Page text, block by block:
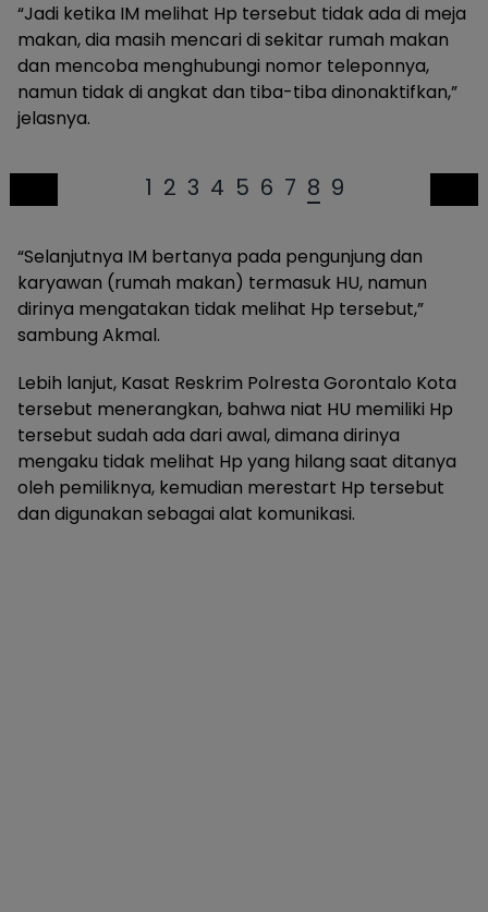
“Jadi ketika IM melihat Hp tersebut tidak ada di meja
makan, dia masih mencari di sekitar rumah makan
dan mencoba menghubungi nomor teleponnya,
namun tidak di angkat dan tiba-tiba dinonaktifkan,”
jelasnya.
1 2 3 4 5 6 7 8 9
“Selanjutnya IM bertanya pada pengunjung dan
karyawan (rumah makan) termasuk HU, namun
dirinya mengatakan tidak melihat Hp tersebut,”
sambung Akmal.
Lebih lanjut, Kasat Reskrim Polresta Gorontalo Kota
tersebut menerangkan, bahwa niat HU memiliki Hp
tersebut sudah ada dari awal, dimana dirinya
mengaku tidak melihat Hp yang hilang saat ditanya
oleh pemiliknya, kemudian merestart Hp tersebut
dan digunakan sebagai alat komunikasi.